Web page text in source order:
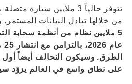
تتوفر حالياً 3 ملايين سيارة
من خلالها تبادل البيانات المستمر.
5 ملايين نظام من أنظمة سحابة
الطرق. وسيكون التحالف أيضاً
على نطاق واسع في العالم يزوّد